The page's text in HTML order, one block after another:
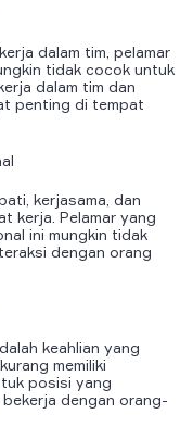
dalam tim, pelamar
tidak cocok untuk
dalam tim dan
penting di tempat
kerjasama, dan
kerja. Pelamar yang
ini mungkin tidak
dengan orang
keahlian yang
memiliki
posisi yang
dengan orang-